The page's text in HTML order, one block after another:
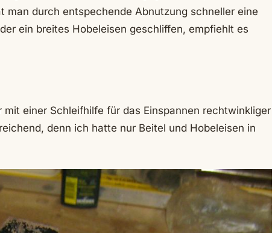
man durch entspechende Abnutzung schneller eine
ein breites Hobeleisen geschliffen, empfiehlt es
einer Schleifhilfe für das Einspannen rechtwinkliger
denn ich hatte nur Beitel und Hobeleisen in